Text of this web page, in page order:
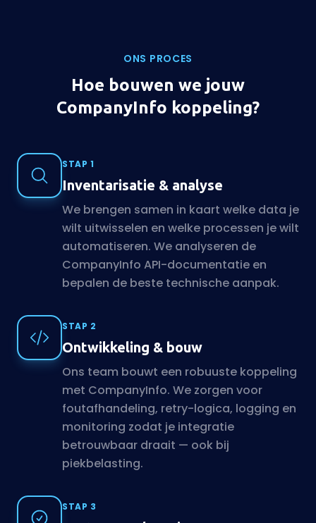
ONS PROCES
Hoe bouwen we jouw
CompanyInfo koppeling?
STAP 1
Inventarisatie & analyse
We brengen samen in kaart welke data je
wilt uitwisselen en welke processen je wilt
automatiseren. We analyseren de
CompanyInfo API-documentatie en
bepalen de beste technische aanpak.
STAP 2
Ontwikkeling & bouw
Ons team bouwt een robuuste koppeling
met CompanyInfo. We zorgen voor
foutafhandeling, retry-logica, logging en
monitoring zodat je integratie
betrouwbaar draait — ook bij
piekbelasting.
STAP 3